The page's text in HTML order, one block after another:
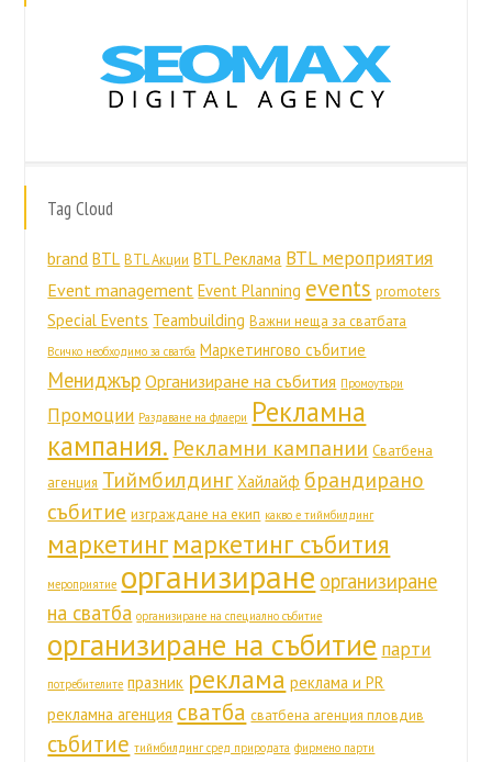
Tag Cloud
brand BTL BTL Акции BTL Реклама BTL мероприятия
Event management Event Planning events promoters
Special Events Teambuilding Важни неща за сватбата
Всичко необходимо за сватба Маркетингово събитие
Мениджър Организиране на събития Промоутъри
Промоции Раздаване на флаери Рекламна
кампания. Рекламни кампании Сватбена
агенция Тиймбилдинг Хайлайф брандирано
събитие изграждане на екип какво е тиймбилдинг
маркетинг маркетинг събития
мероприятие организиране организиране
на сватба организиране на специално събитие
организиране на събитие парти
потребителите празник реклама реклама и PR
рекламна агенция сватба сватбена агенция пловдив
събитие тиймбилдинг сред природата фирмено парти